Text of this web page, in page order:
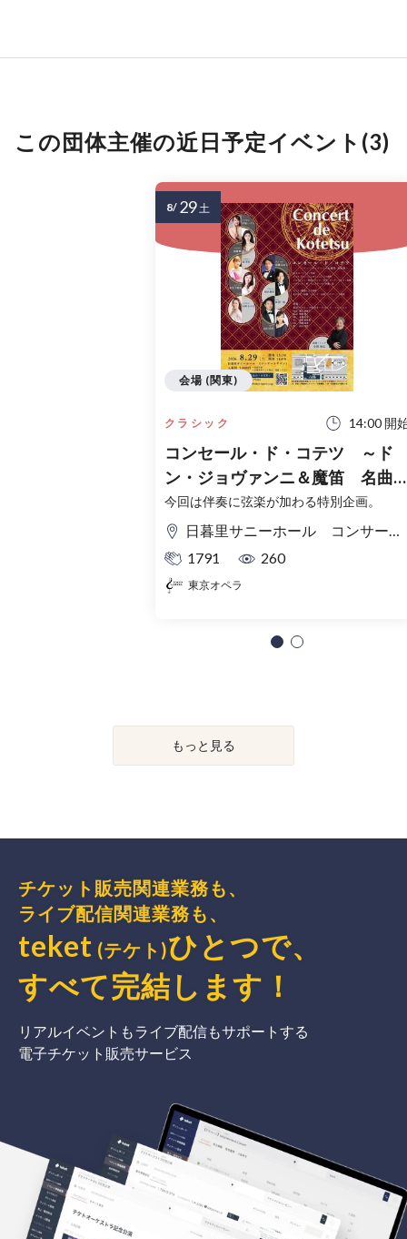
この団体主催の近日予定イベント(3)
クラシック 14:00 開
コンセール・ド・コテツ ～ド
ン・ジョヴァンニ＆魔笛 名曲
～ 2026.8.29（土）
今回は伴奏に弦楽が加わる特別企画。
日暮里サニーホール コンサートサロン
1791
260
東京オペラ
会場 (関東)
8/ 29土
もっと見る
チケット販売関連業務も、
ライブ配信関連業務も、
teket (テケト)ひとつで、
すべて完結 します ！
リアルイベントもライブ配信もサポートする
電子チケット販売サービス